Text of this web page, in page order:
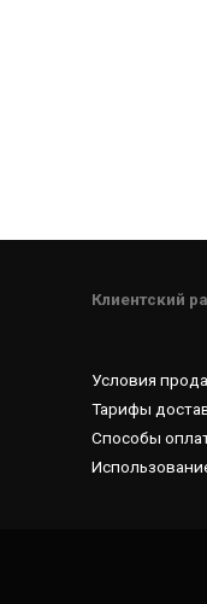
Клиентский
Условия
Тарифы
Способы